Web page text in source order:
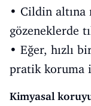
• Cildin
gözeneklerde
• Eğer, hızlı
pratik koruma
Kimyasal